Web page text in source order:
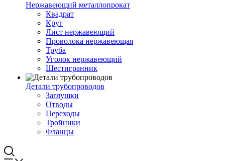
Нержавеющий металлопрокат
Квадрат
Круг
Лист нержавеющий
Проволока нержавеющая
Труба
Уголок нержавеющий
Шестигранник
Детали трубопроводов
Заглушки
Отводы
Переходы
Тройники
Фланцы